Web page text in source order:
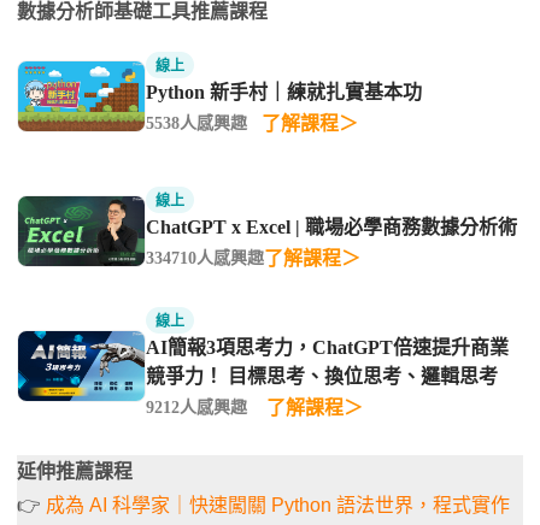
數據分析師基礎工具推薦課程
線上
Python 新手村｜練就扎實基本功
5538人感興趣 了解課程＞
線上
ChatGPT x Excel | 職場必學商務數據分析術
334710人感興趣了解課程＞
線上
AI簡報3項思考力，ChatGPT倍速提升商業
競爭力！ 目標思考、換位思考、邏輯思考
9212人感興趣 了解課程＞
延伸推薦課程
👉 成為 AI 科學家｜快速闖關 Python 語法世界，程式實作